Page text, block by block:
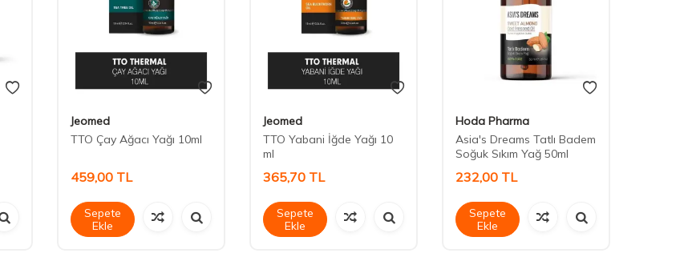
Jeomed
TTO Çay Ağacı Yağı 10ml
459,00 TL
Sepete
Ekle
Jeomed
TTO Yabani İğde Yağı 10
ml
365,70 TL
Sepete
Ekle
Hoda Pharma
Asia's Dreams Tatlı Badem
Soğuk Sıkım Yağ 50ml
232,00 TL
Sepete
Ekle